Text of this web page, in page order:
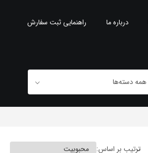
درباره ما راهنمایی ثبت سفارش
ترتیب بر اساس: